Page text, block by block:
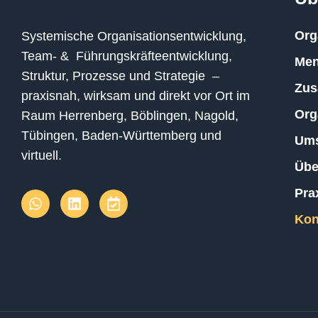
Systemische Organisationsentwicklung,
Team- & Führungskräfteentwicklung,
Struktur, Prozesse und Strategie –
praxisnah, wirksam und direkt vor Ort im
Raum Herrenberg, Böblingen, Nagold,
Tübingen, Baden-Württemberg und
virtuell.